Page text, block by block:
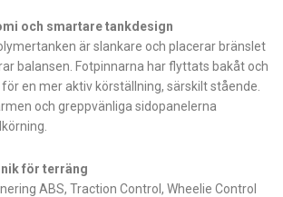
och smartare tankdesign
är slankare och placerar bränslet
balansen. Fotpinnarna har flyttats bakåt och
en mer aktiv körställning, särskilt stående.
och greppvänliga sidopanelerna
för terräng
ABS, Traction Control, Wheelie Control